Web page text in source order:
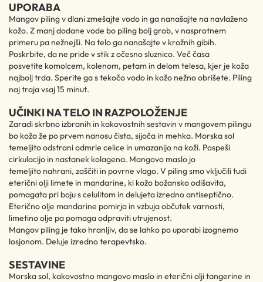
UPORABA
Mangov piling v dlani zmešajte vodo in ga nanašajte na navlaženo
kožo. Z manj dodane vode bo piling bolj grob, v nasprotnem
primeru pa nežnejši. Na telo ga nanašajte v krožnih gibih.
Poskrbite, da ne pride v stik z očesno sluznico. Več časa
posvetite komolcem, kolenom, petam in delom telesa, kjer je koža
najbolj trda. Sperite ga s tekočo vodo in kožo nežno obrišete. Piling
naj traja vsaj 15 minut.
UČINKI NA TELO IN RAZPOLOŽENJE
Zaradi skrbno izbranih in kakovostnih sestavin v mangovem pilingu
bo koža že po prvem nanosu čista, sijoča in mehka. Morska sol
temeljito odstrani odmrle celice in umazanijo na koži. Pospeši
cirkulacijo in nastanek kolagena. Mangovo maslo jo
temeljito nahrani, zaščiti in povrne vlago. V piling smo vključili tudi
eterični olji limete in mandarine, ki kožo božansko odišavita,
pomagata pri boju s celulitom in delujeta izredno antiseptično.
Eterično olje mandarine pomirja in vzbuja občutek varnosti,
limetino olje pa pomaga odpraviti utrujenost.
Mangov piling je tako hranljiv, da se lahko po uporabi izognemo
losjonom. Deluje izredno terapevtsko.
SESTAVINE
Morska sol, kakovostno mangovo maslo in eterični olji tangerine in